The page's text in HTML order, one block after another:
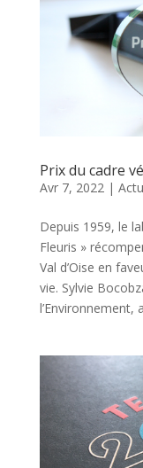
Prix du cadre
Avr 7, 2022|
Depuis 1959, le
Fleuris »
Val d’Oise en
vie. Sylvie
l’Environnement,